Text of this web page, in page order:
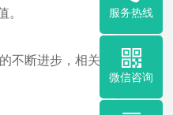
。
不断进步，相关
服务热线
微信咨询